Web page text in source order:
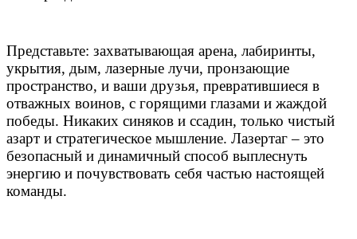
Представьте: захватывающая арена, лабиринты,
укрытия, дым, лазерные лучи, пронзающие
пространство, и ваши друзья, превратившиеся в
отважных воинов, с горящими глазами и жаждой
победы. Никаких синяков и ссадин, только чистый
азарт и стратегическое мышление. Лазертаг – это
безопасный и динамичный способ выплеснуть
энергию и почувствовать себя частью настоящей
команды.